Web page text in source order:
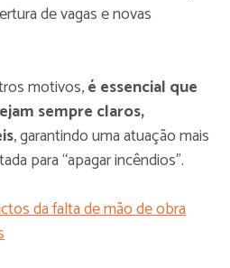
de vagas e novas
motivos,é essencial que
sempre claros,
, garantindo uma atuação mais
para “apagar incêndios”.
da falta de mão de obra